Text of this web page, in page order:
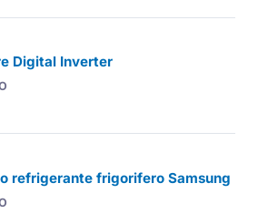
Digital Inverter
refrigerante frigorifero Samsung